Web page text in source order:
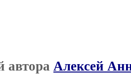
автора Алексей